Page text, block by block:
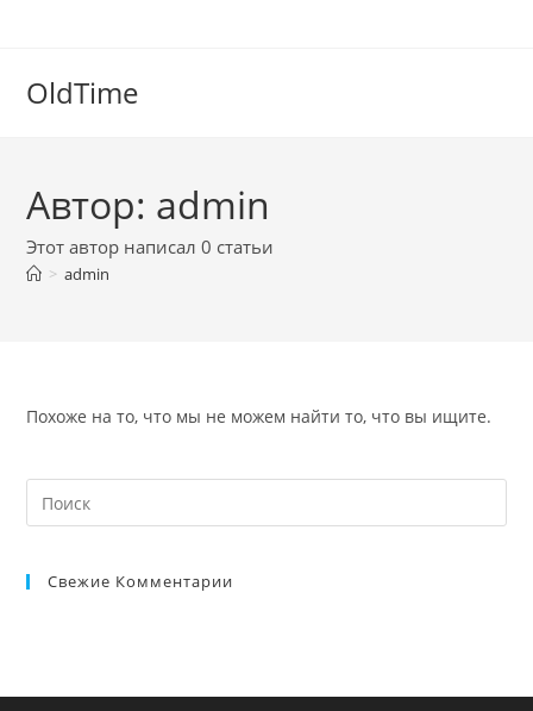
OldTime
Автор: admin
Этот автор написал 0 статьи
> admin
Похоже на то, что мы не можем найти то, что вы ищите.
Свежие Комментарии